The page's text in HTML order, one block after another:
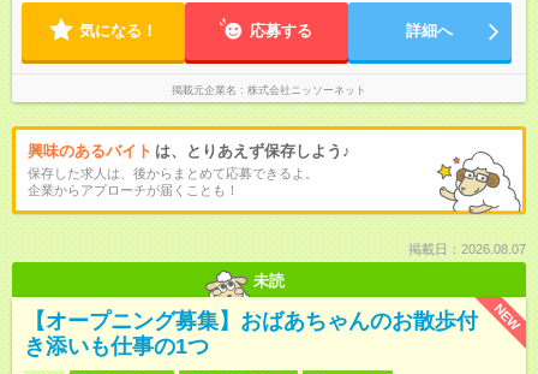
気になる！ 応募する 詳細へ
掲載元企業名 株式会社ニッソーネット
興味のあるバイト は、とりあえず保存しよう♪
保存した求人は、後からまとめて応募できるよ。
企業からアプローチが届くことも！
掲載日：2026.08.07
未読
NEW
【オープニング募集】おばあちゃんのお散歩付
き添いも仕事の1つ